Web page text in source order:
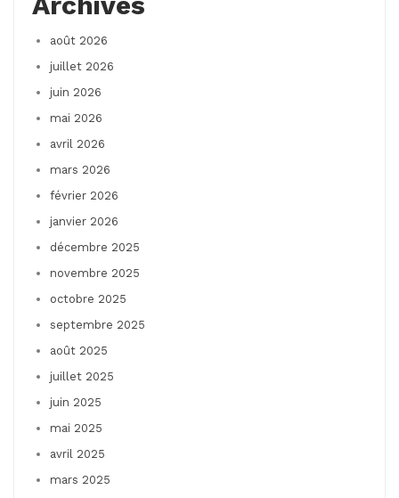
août 2026
juillet 2026
juin 2026
mai 2026
avril 2026
mars 2026
février 2026
janvier 2026
décembre 2025
novembre 2025
octobre 2025
septembre 2025
août 2025
juillet 2025
juin 2025
mai 2025
avril 2025
mars 2025